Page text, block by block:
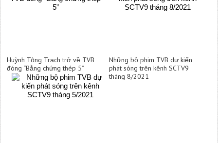
Huỳnh Tông Trạch trở về TVB
đóng “Bằng chứng thép 5”
Những bộ phim TVB dự kiến
phát sóng trên kênh SCTV9
tháng 8/2021